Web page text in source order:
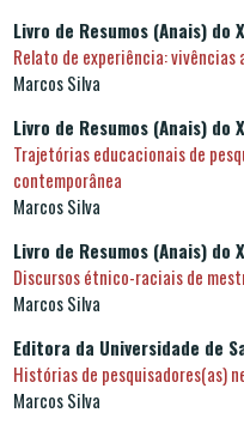
Livro de Resumos (Anais) do
Relato de experiência:
Marcos Silva
Livro de Resumos (Anais) do
Trajetórias educacionais de
contemporânea
Marcos Silva
Livro de Resumos (Anais) do
Discursos étnico-raciais de
Marcos Silva
Editora da Universidade de
Histórias de pesquisadores(as)
Marcos Silva